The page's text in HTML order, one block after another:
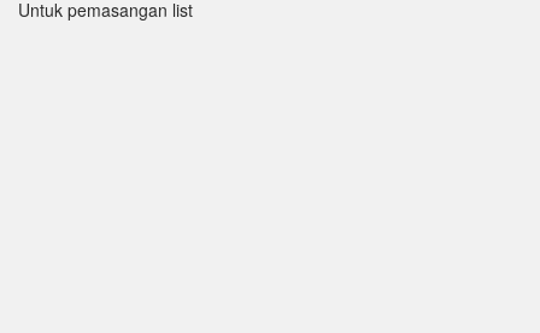
Untuk pemasangan list